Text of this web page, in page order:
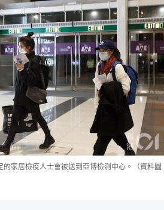
家居檢疫人士會被送到亞博檢測中心。（資料圖